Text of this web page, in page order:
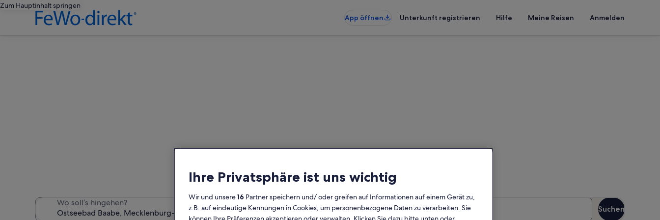
Zum Hauptinhalt springen
App öffnen
Unterkunft registrieren Hilfe Meine Reisen Anmelden
die Verfügbarkeit zu prüfen
Wo soll’s hingehen? Daten
Gäste
2 Gäste
Suchen
Ihre Privatsphäre ist uns wichtig
Wir und unsere16 Partner speichern und/ oder greifen auf Informationen auf einem Gerät zu,
z.B. auf eindeutige Kennungen in Cookies, um personenbezogene Daten zu verarbeiten. Sie